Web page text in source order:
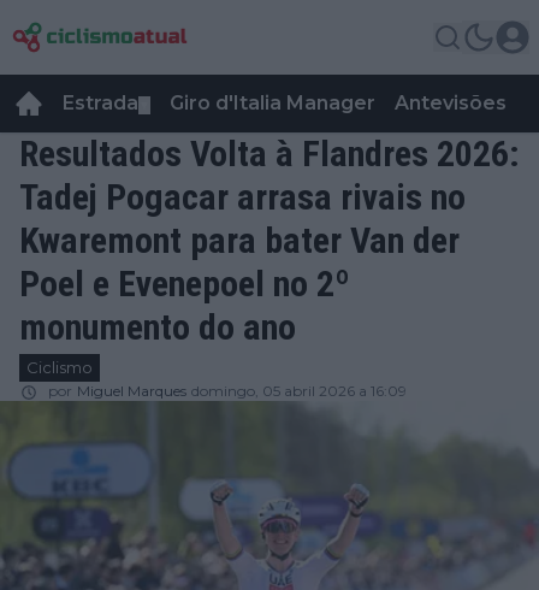
Estrada Giro d'Italia Manager Antevisões
Resultados Volta à Flandres 2026:
Tadej Pogacar arrasa rivais no
Kwaremont para bater Van der
Poel e Evenepoel no 2º
monumento do ano
Ciclismo
por Miguel Marques domingo, 05 abril 2026 a 16:09